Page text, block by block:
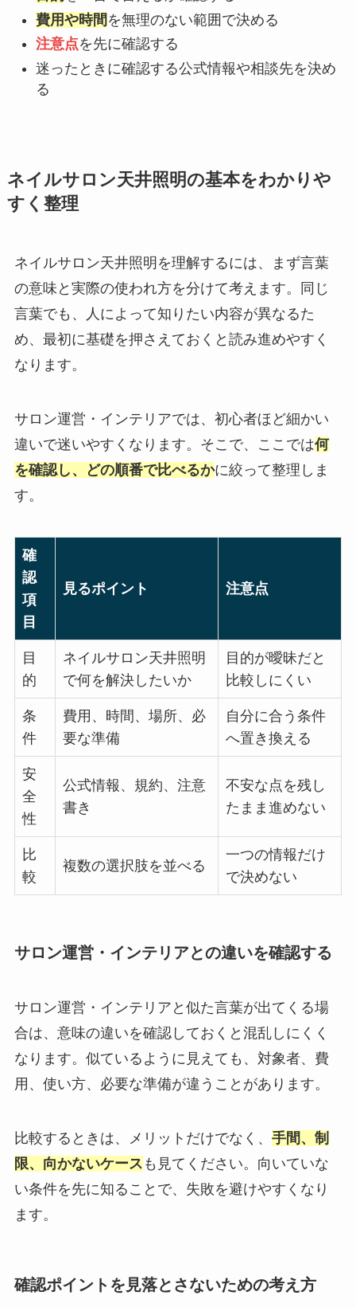
費用や時間 を無理のない範囲で決める
注意点を先に確認する
迷ったときに確認する公式情報や相談先を決め
る
ネイルサロン天井照明の基本をわかりや
すく整理
ネイルサロン天井照明を理解するには、まず言葉
の意味と実際の使われ方を分けて考えます。同じ
言葉でも、人によって知りたい内容が異なるた
め、最初に基礎を押さえておくと読み進めやすく
なります。
サロン運営・インテリアでは、初心者ほど細かい
違いで迷いやすくなります。そこで、ここでは何
を確認し、どの順番で比べるかに絞って整理しま
す。
確
認
項
目
見るポイント 注意点
目
的
ネイルサロン天井照明
で何を解決したいか
目的が曖昧だと
比較しにくい
条
件
費用、時間、場所、必
要な準備
自分に合う条件
へ置き換える
安
全
性
公式情報、規約、注意
書き
不安な点を残し
たまま進めない
比
較
複数の選択肢を並べる
一つの情報だけ
で決めない
サロン運営・インテリアとの違いを確認する
サロン運営・インテリアと似た言葉が出てくる場
合は、意味の違いを確認しておくと混乱しにくく
なります。似ているように見えても、対象者、費
用、使い方、必要な準備が違うことがあります。
比較するときは、メリットだけでなく、 手間、制
限、向かないケース も見てください。向いていな
い条件を先に知ることで、失敗を避けやすくなり
ます。
確認ポイントを見落とさないための考え方